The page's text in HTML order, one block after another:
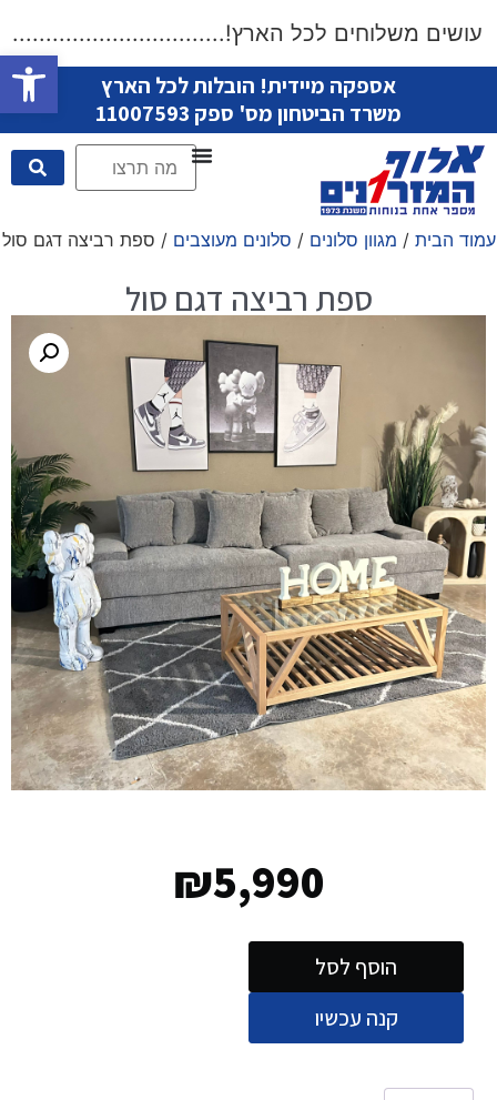
פתח
עושים משלוחים לכל
אספקה מיידית! הובלות לכל הארץ
משרד הביטחון מס' ספק 11007593
עמוד הבית / מגוון סלונים / סלונים מעוצבים / ספת רביצה דגם סול
₪5,990
הוסף לסל
קנה עכשיו
ספת רביצה דגם סול